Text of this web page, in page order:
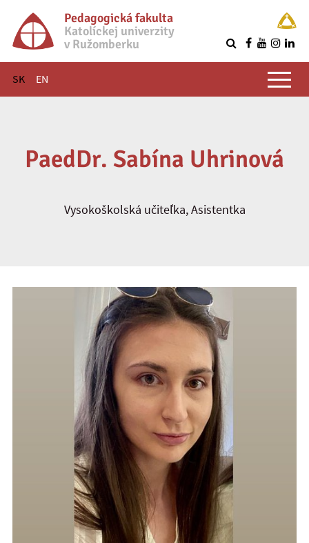
Pedagogická fakulta
Katolíckej univerzity
v Ružomberku
SK EN
Hlavné menu
PaedDr. Sabína Uhrinová
Vysokoškolská učiteľka, Asistentka